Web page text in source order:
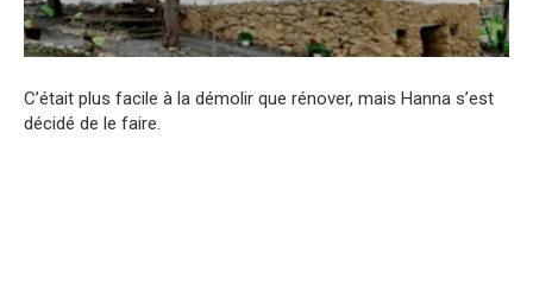
C’était plus facile à la démolir que rénover, mais Hanna s’est
décidé de le faire.